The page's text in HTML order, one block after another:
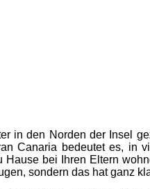
in den Norden der Insel
Canaria bedeutet es, in
bei Ihren Eltern
sondern das hat ganz